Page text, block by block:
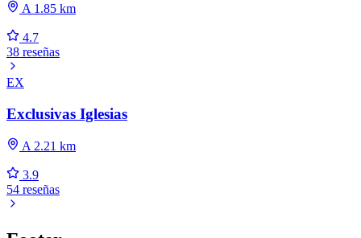
A 1.85 km
4.7
38 reseñas
EX
Exclusivas Iglesias
A 2.21 km
3.9
54 reseñas